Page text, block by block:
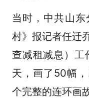
当时，中共山
村》报记者任迁
查减租减息）工
天，画了50幅
个完整的连环画